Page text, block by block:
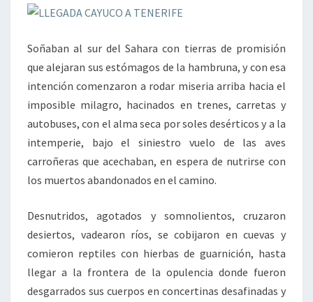
Soñaban al sur del Sahara con tierras de promisión
que alejaran sus estómagos de la hambruna, y con esa
intención comenzaron a rodar miseria arriba hacia el
imposible milagro, hacinados en trenes, carretas y
autobuses, con el alma seca por soles desérticos y a la
intemperie, bajo el siniestro vuelo de las aves
carroñeras que acechaban, en espera de nutrirse con
los muertos abandonados en el camino.
Desnutridos, agotados y somnolientos, cruzaron
desiertos, vadearon ríos, se cobijaron en cuevas y
comieron reptiles con hierbas de guarnición, hasta
llegar a la frontera de la opulencia donde fueron
desgarrados sus cuerpos en concertinas desafinadas y